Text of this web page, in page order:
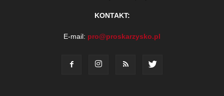
KONTAKT:
E-mail: pro@proskarzysko.pl